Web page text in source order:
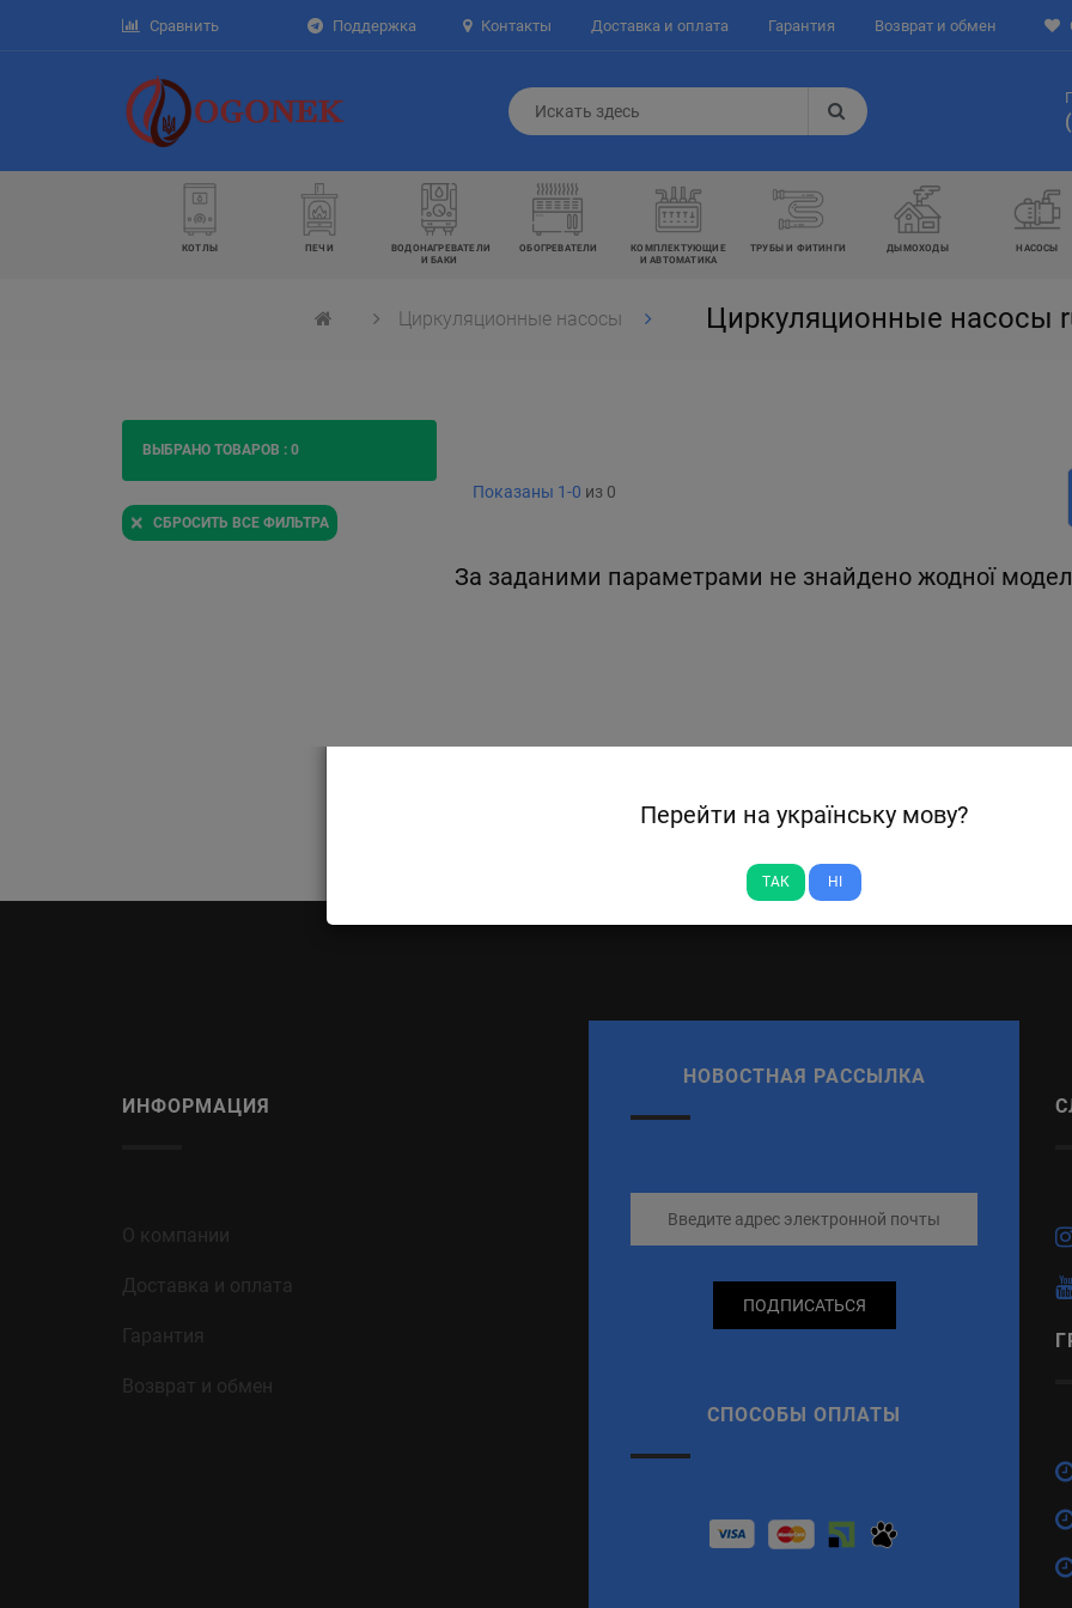
Сравнить Поддержка Контакты Доставка и оплата Гарантия Возврат и обмен
КОТЛЫ ПЕЧИ
ВОДОНАГРЕВАТЕЛИ
И БАКИ
ОБОГРЕВАТЕЛИ
КОМПЛЕКТУЮЩИЕ
И АВТОМАТИКА
ТРУБЫ И ФИТИНГИ ДЫМОХОДЫ НАСОСЫ
Циркуляционные насосы Циркуляционные насосы
ВЫБРАНО ТОВАРОВ : 0
× СБРОСИТЬ ВСЕ ФИЛЬТРА
Показаны 1-0 из 0
За заданими параметрами не знайдено жодної
ИНФОРМАЦИЯ
О компании
Доставка и оплата
Гарантия
Возврат и обмен
НОВОСТНАЯ РАССЫЛКА
ПОДПИСАТЬСЯ
СПОСОБЫ ОПЛАТЫ
Перейти на українську мову?
ТАК НІ